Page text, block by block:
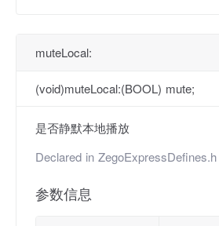
muteLocal:
(void)muteLocal:(BOOL) mute;
是否静默本地播放
Declared in ZegoExpressDefines.h
参数信息